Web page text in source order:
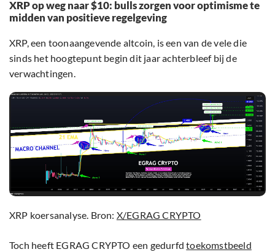
XRP op weg naar $10: bulls zorgen voor optimisme te
midden van positieve regelgeving
XRP, een toonaangevende altcoin, is een van de vele die
sinds het hoogtepunt begin dit jaar achterbleef bij de
verwachtingen.
XRP koersanalyse. Bron: X/EGRAG CRYPTO
Toch heeft EGRAG CRYPTO een gedurfdtoekomstbeeld